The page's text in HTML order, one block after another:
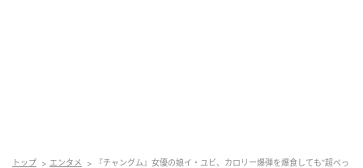
トップ エンタメ
『チャングム』女優の娘イ・ユビ、カロリー爆弾を爆食しても“超ぺっ